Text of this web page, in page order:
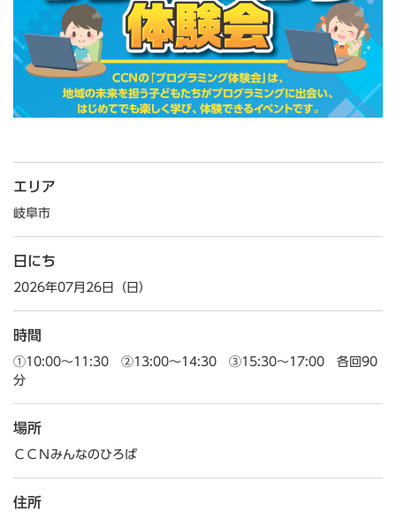
エリア
岐阜市
日にち
2026年07月26日（日）
時間
①10:00～11:30 ②13:00～14:30 ③15:30～17:00 各回90
分
場所
ＣＣＮみんなのひろば
住所